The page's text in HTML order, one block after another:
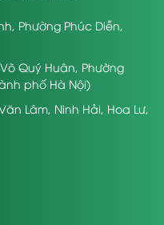
Phường Phúc Diễn,
Quý Huân, Phường
phố Hà Nội)
Lâm, Ninh Hải, Hoa Lư,